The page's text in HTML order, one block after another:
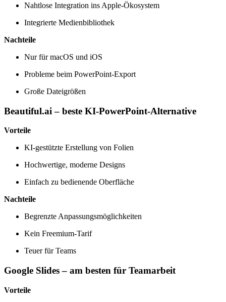
Nahtlose Integration ins Apple-Ökosystem
Integrierte Medienbibliothek
Nachteile
Nur für macOS und iOS
Probleme beim PowerPoint-Export
Große Dateigrößen
Beautiful.ai – beste KI‑PowerPoint-Alternative
Vorteile
KI‑gestützte Erstellung von Folien
Hochwertige, moderne Designs
Einfach zu bedienende Oberfläche
Nachteile
Begrenzte Anpassungsmöglichkeiten
Kein Freemium-Tarif
Teuer für Teams
Google Slides – am besten für Teamarbeit
Vorteile